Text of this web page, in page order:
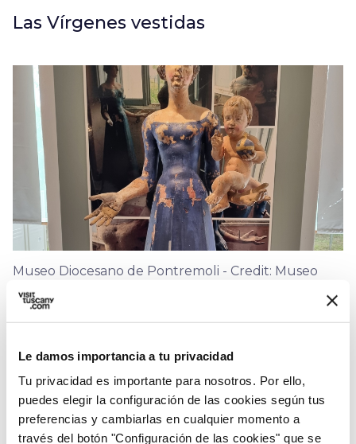
Le damos importancia a tu privacidad
Tu privacidad es importante para nosotros. Por ello,
puedes elegir la configuración de las cookies según tus
preferencias y cambiarlas en cualquier momento a
través del botón "Configuración de las cookies" que se
Las Vírgenes vestidas
Museo Diocesano de Pontremoli - Credit: Museo
se encuentran lasVírgenes vestidas o
Estatuas vestidas.
Esta expresión indica un tipo particular de